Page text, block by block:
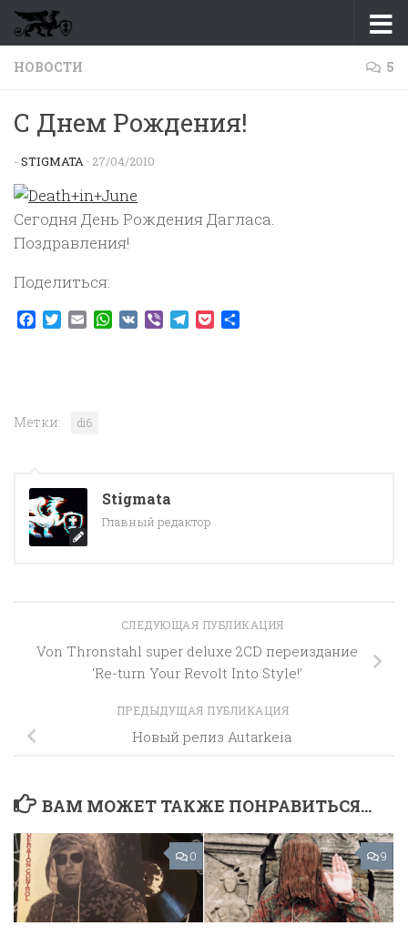
Перейти к содержимому
НОВОСТИ 5
С Днем Рождения!
- STIGMATA · 27/04/2010
Сегодня День Рождения Дагласа.
Поздравления!
Поделиться:
Facebook
TwitterEmailWhatsApp
VK ViberTelegram
Pocket
Метки: di6
Stigmata
Главный редактор
СЛЕДУЮЩАЯ ПУБЛИКАЦИЯ
Von Thronstahl super deluxe 2CD переиздание
‘Re-turn Your Revolt Into Style!’
ПРЕДЫДУЩАЯ ПУБЛИКАЦИЯ
Новый релиз Autarkeia
ВАМ МОЖЕТ ТАКЖЕ ПОНРАВИТЬСЯ...
0 9